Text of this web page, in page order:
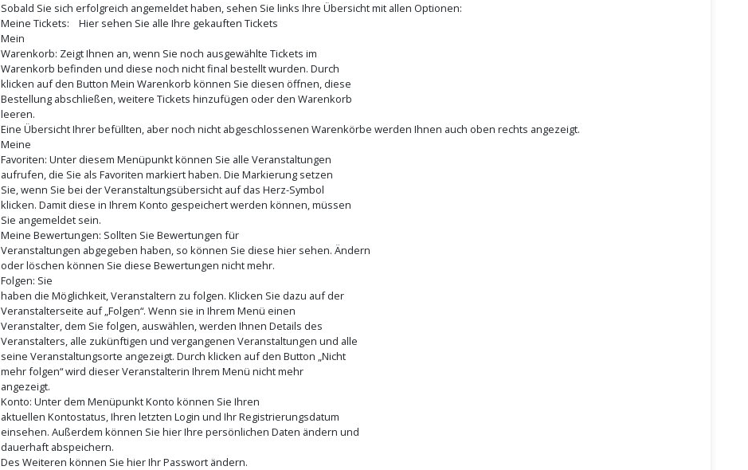
Sobald Sie sich erfolgreich angemeldet haben, sehen Sie links Ihre Übersicht mit allen Optionen:
Meine Tickets: Hier sehen Sie alle Ihre gekauften Tickets
Mein
Warenkorb: Zeigt Ihnen an, wenn Sie noch ausgewählte Tickets im
Warenkorb befinden und diese noch nicht final bestellt wurden. Durch
klicken auf den Button Mein Warenkorb können Sie diesen öffnen, diese
Bestellung abschließen, weitere Tickets hinzufügen oder den Warenkorb
leeren.
Eine Übersicht Ihrer befüllten, aber noch nicht abgeschlossenen Warenkörbe werden Ihnen auch oben rechts angezeigt.
Meine
Favoriten: Unter diesem Menüpunkt können Sie alle Veranstaltungen
aufrufen, die Sie als Favoriten markiert haben. Die Markierung setzen
Sie, wenn Sie bei der Veranstaltungsübersicht auf das Herz-Symbol
klicken. Damit diese in Ihrem Konto gespeichert werden können, müssen
Sie angemeldet sein.
Meine Bewertungen: Sollten Sie Bewertungen für
Veranstaltungen abgegeben haben, so können Sie diese hier sehen. Ändern
oder löschen können Sie diese Bewertungen nicht mehr.
Folgen: Sie
haben die Möglichkeit, Veranstaltern zu folgen. Klicken Sie dazu auf der
Veranstalterseite auf „Folgen“. Wenn sie in Ihrem Menü einen
Veranstalter, dem Sie folgen, auswählen, werden Ihnen Details des
Veranstalters, alle zukünftigen und vergangenen Veranstaltungen und alle
seine Veranstaltungsorte angezeigt. Durch klicken auf den Button „Nicht
mehr folgen“ wird dieser Veranstalterin Ihrem Menü nicht mehr
angezeigt.
Konto: Unter dem Menüpunkt Konto können Sie Ihren
aktuellen Kontostatus, Ihren letzten Login und Ihr Registrierungsdatum
einsehen. Außerdem können Sie hier Ihre persönlichen Daten ändern und
dauerhaft abspeichern.
Des Weiteren können Sie hier Ihr Passwort ändern.